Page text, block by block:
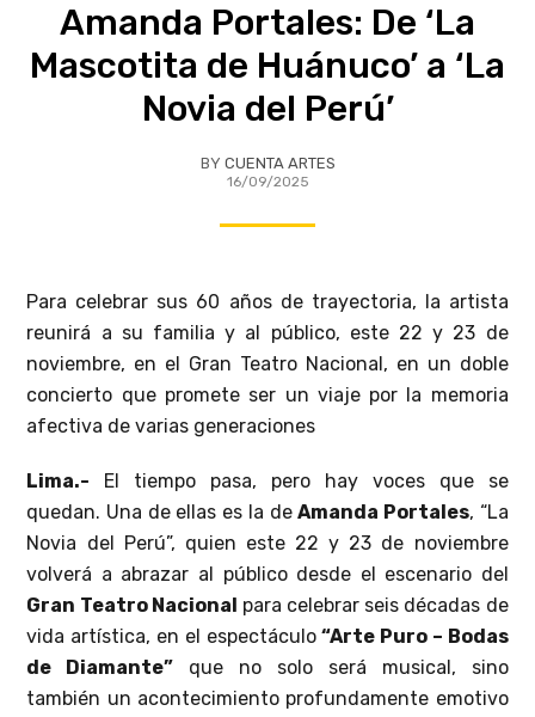
Amanda Portales: De ‘La
Mascotita de Huánuco’ a ‘La
Novia del Perú’
BY CUENTA ARTES
16/09/2025
Para celebrar sus 60 años de trayectoria, la artista
reunirá a su familia y al público, este 22 y 23 de
noviembre, en el Gran Teatro Nacional, en un doble
concierto que promete ser un viaje por la memoria
afectiva de varias generaciones
Lima.- El tiempo pasa, pero hay voces que se
quedan. Una de ellas es la deAmanda Portales, “La
Novia del Perú”, quien este 22 y 23 de noviembre
volverá a abrazar al público desde el escenario del
Gran Teatro Nacional para celebrar seis décadas de
vida artística, en el espectáculo“Arte Puro – Bodas
de Diamante” que no solo será musical, sino
también un acontecimiento profundamente emotivo